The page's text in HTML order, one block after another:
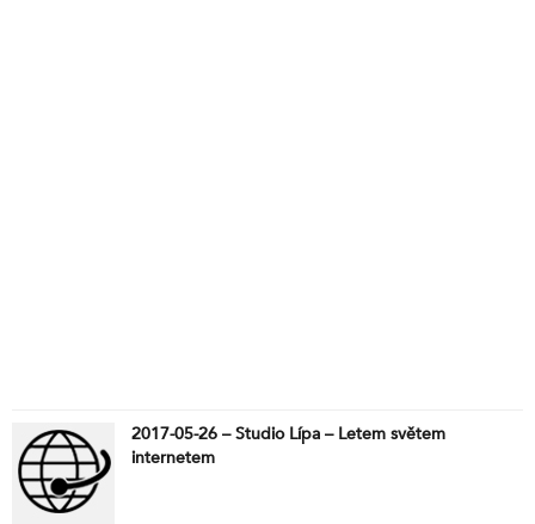
2017-05-26 – Studio Lípa – Letem světem
internetem